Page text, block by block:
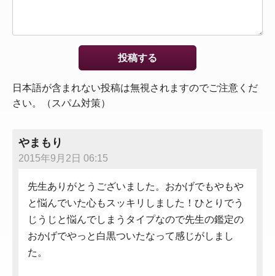
日本語が含まれない投稿は無視されますのでご注意くだ
さい。（スパム対策）
やまもり
2015年9月2日 06:15
先生ありがとうございました。おかげでもやもや
と悩んでいた心もスッキリしました！ひとりでう
じうじと悩んでしまうタイプなので先生の鑑定の
おかげでやっと白黒ついたなって感じがしまし
た。